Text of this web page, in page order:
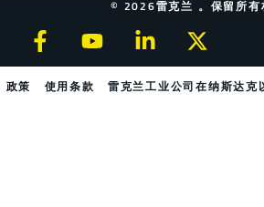
© 2026雷克兰 。保留所有
政策 使用条款 雷克兰工业公司在纳斯达克